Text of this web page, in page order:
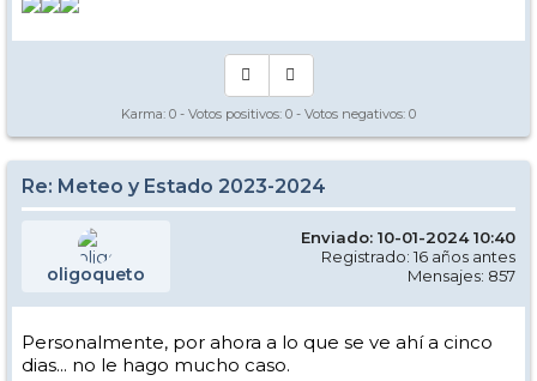
Karma: 0 - Votos positivos: 0 - Votos negativos: 0
Re: Meteo y Estado 2023-2024
oligoqueto
Enviado: 10-01-2024 10:40
Registrado: 16 años antes
Mensajes: 857
Personalmente, por ahora a lo que se ve ahí a cinco
dias... no le hago mucho caso.